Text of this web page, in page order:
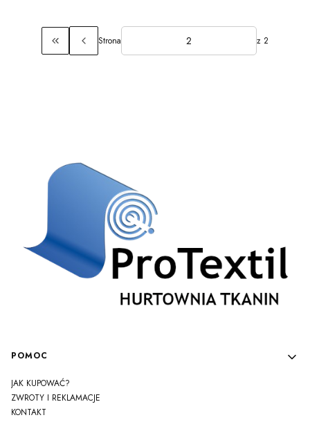
Wróć do pierwszej strony z produktami
Strona z 2
Linki w stopce
POMOC
JAK KUPOWAĆ?
ZWROTY I REKLAMACJE
KONTAKT